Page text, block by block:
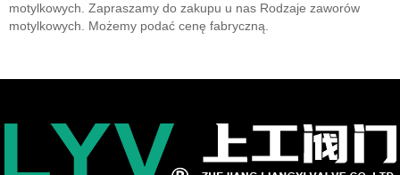
motylkowych. Zapraszamy do zakupu u nas Rodzaje zaworów
motylkowych. Możemy podać cenę fabryczną.